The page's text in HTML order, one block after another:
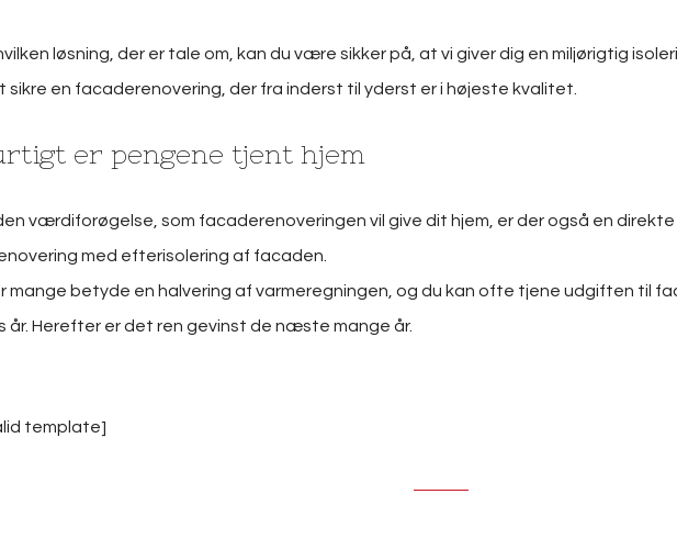
løsning, der er tale om, kan du være sikker på, at vi giver dig en miljørigtig
sikre en facaderenovering, der fra inderst til yderst er i højeste kvalitet.
er pengene tjent hjem
værdiforøgelse, som facaderenoveringen vil give dit hjem, er der også en
med efterisolering af facaden.
mange betyde en halvering af varmeregningen, og du kan ofte tjene udgiften til
år. Herefter er det ren gevinst de næste mange år.
template]